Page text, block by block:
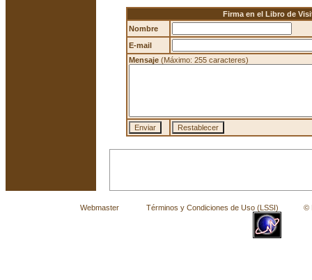
Firma en el Libro de
Nombre
E-mail
Mensaje (Máximo: 255 caracteres)
Webmaster Términos y Condiciones de Uso (LSSI) © La